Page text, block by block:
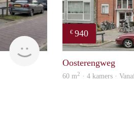
rent
€ 940
Oosterengweg
60 m2 · 4 kamers ·